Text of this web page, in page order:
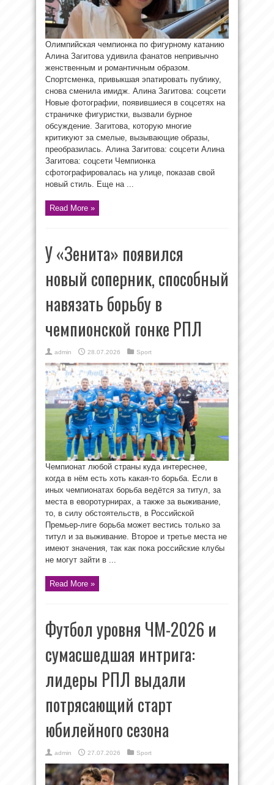
Олимпийская чемпионка по фигурному катанию
Алина Загитова удивила фанатов непривычно
женственным и романтичным образом.
Спортсменка, привыкшая эпатировать публику,
снова сменила имидж. Алина Загитова: соцсети
Новые фотографии, появившиеся в соцсетях на
страничке фигуристки, вызвали бурное
обсуждение. Загитова, которую многие
критикуют за смелые, вызывающие образы,
преобразилась. Алина Загитова: соцсети Алина
Загитова: соцсети Чемпионка
сфотографировалась на улице, показав свой
новый стиль. Еще на ...
Read More »
У «Зенита» появился
новый соперник, способный
навязать борьбу в
чемпионской гонке РПЛ
admin 28.07.2026 Sport
Чемпионат любой страны куда интереснее,
когда в нём есть хоть какая-то борьба. Если в
иных чемпионатах борьба ведётся за титул, за
места в еворотурнирах, а также за выживание,
то, в силу обстоятельств, в Российской
Премьер-лиге борьба может вестись только за
титул и за выживание. Второе и третье места не
имеют значения, так как пока российские клубы
не могут зайти в ...
Read More »
Футбол уровня ЧМ-2026 и
сумасшедшая интрига:
лидеры РПЛ выдали
потрясающий старт
юбилейного сезона
admin 27.07.2026 Sport